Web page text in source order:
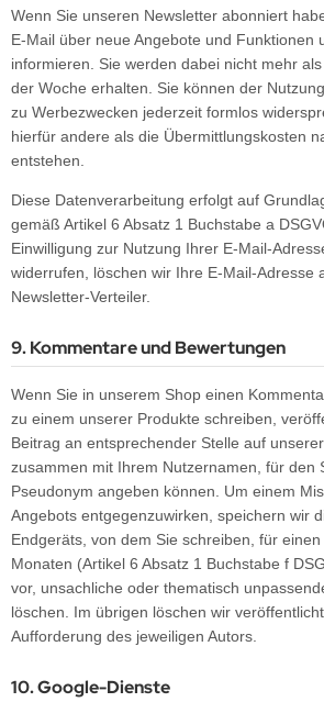
Wenn Sie unseren Newsletter abonniert
E-Mail über neue Angebote und Funktionen
informieren. Sie werden dabei nicht mehr
der Woche erhalten. Sie können der
zu Werbezwecken jederzeit formlos
hierfür andere als die Übermittlungskosten
entstehen.
Diese Datenverarbeitung erfolgt auf
gemäß Artikel 6 Absatz 1 Buchstabe a
Einwilligung zur Nutzung Ihrer E-Mail-
widerrufen, löschen wir Ihre E-Mail-Adresse
Newsletter-Verteiler.
9. Kommentare und Bewertungen
Wenn Sie in unserem Shop einen
zu einem unserer Produkte schreiben,
Beitrag an entsprechender Stelle auf
zusammen mit Ihrem Nutzernamen, für den
Pseudonym angeben können. Um einem
Angebots entgegenzuwirken, speichern wir
Endgeräts, von dem Sie schreiben, für
Monaten (Artikel 6 Absatz 1 Buchstabe f
vor, unsachliche oder thematisch
löschen. Im übrigen löschen wir
Aufforderung des jeweiligen Autors.
10. Google-Dienste